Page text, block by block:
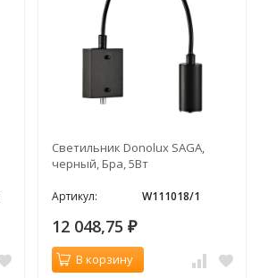
Светильник Donolux SAGA,
черный, Бра, 5Вт
Артикул: W111018/1
12 048,75 ₽
В корзину